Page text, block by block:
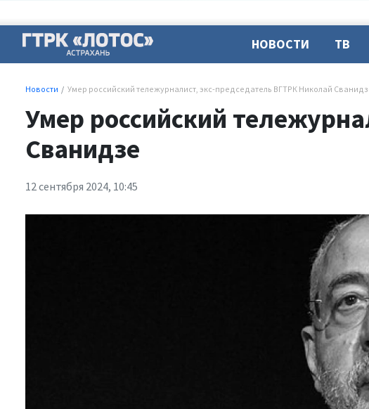
НОВОСТИ ТВ
Новости Умер российский тележурналист, экс-председатель ВГТРК Николай
Умер российский
Сванидзе
12 сентября 2024, 10:45